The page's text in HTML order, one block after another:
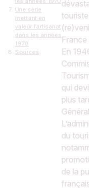
Une série
mettant en
valeur l’artisanat
dans les années
1970
Sources
France
En
qui
plus
du
de la